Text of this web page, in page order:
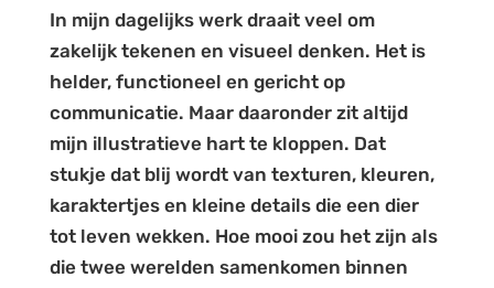
In mijn dagelijks werk draait veel om
zakelijk tekenen en visueel denken. Het is
helder, functioneel en gericht op
communicatie. Maar daaronder zit altijd
mijn illustratieve hart te kloppen. Dat
stukje dat blij wordt van texturen, kleuren,
karaktertjes en kleine details die een dier
tot leven wekken. Hoe mooi zou het zijn als
die twee werelden samenkomen binnen